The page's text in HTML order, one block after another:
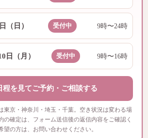
（日） 受付中 9時〜24時
日（月） 受付中 9時〜16時
程を見てご予約・ご相談する
東京・神奈川・埼玉・千葉。空き状況は変わる場
の確定は、フォーム送信後の返信内容をご確認く
望の方は、お問い合わせください。